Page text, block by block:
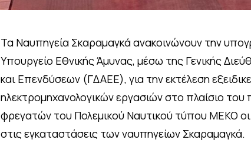
Τα Ναυπηγεία Σκαραμαγκά ανακοινώνουν την
Υπουργείο Εθνικής Άμυνας, μέσω της Γενικής
και Επενδύσεων (ΓΔΑΕΕ), για την εκτέλεση
ηλεκτρομηχανολογικών εργασιών στο πλαίσιο
φρεγατών του Πολεμικού Ναυτικού τύπου ΜΕΚΟ οι
στις εγκαταστάσεις των ναυπηγείων Σκαραμαγκά.